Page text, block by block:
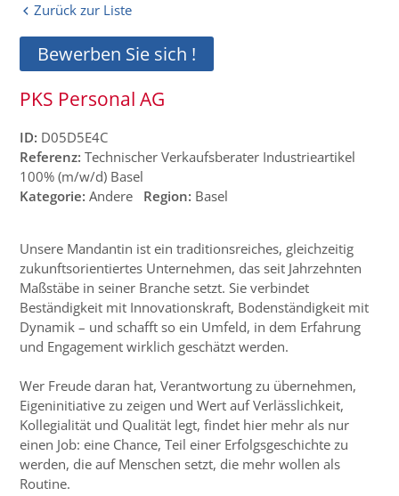
Zurück zur Liste
Bewerben Sie sich !
PKS Personal AG
ID: D05D5E4C
Referenz: Technischer Verkaufsberater Industrieartikel
100% (m/w/d) Basel
Kategorie: Andere Region: Basel
Unsere Mandantin ist ein traditionsreiches, gleichzeitig
zukunftsorientiertes Unternehmen, das seit Jahrzehnten
Maßstäbe in seiner Branche setzt. Sie verbindet
Beständigkeit mit Innovationskraft, Bodenständigkeit mit
Dynamik – und schafft so ein Umfeld, in dem Erfahrung
und Engagement wirklich geschätzt werden.
Wer Freude daran hat, Verantwortung zu übernehmen,
Eigeninitiative zu zeigen und Wert auf Verlässlichkeit,
Kollegialität und Qualität legt, findet hier mehr als nur
einen Job: eine Chance, Teil einer Erfolgsgeschichte zu
werden, die auf Menschen setzt, die mehr wollen als
Routine.